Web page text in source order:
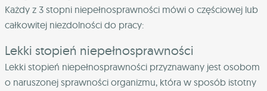
Każdy z 3 stopni niepełnosprawności mówi o częściowej lub
całkowitej niezdolności do pracy:
Lekki stopień niepełnosprawności
Lekki stopień niepełnosprawności przyznawany jest osobom
o naruszonej sprawności organizmu, która w sposób istotny